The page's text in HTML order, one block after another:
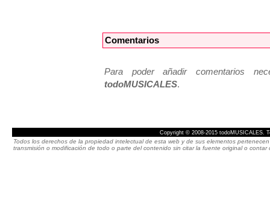
Comentarios
Para poder añadir comentarios
todoMUSICALES.
Copyright © 2008-2015 todoMUSICALES.
Todos los derechos de la propiedad intelectual de esta web y de sus elementos
transmisión o modificación de todo o parte del contenido sin citar la fuente original o